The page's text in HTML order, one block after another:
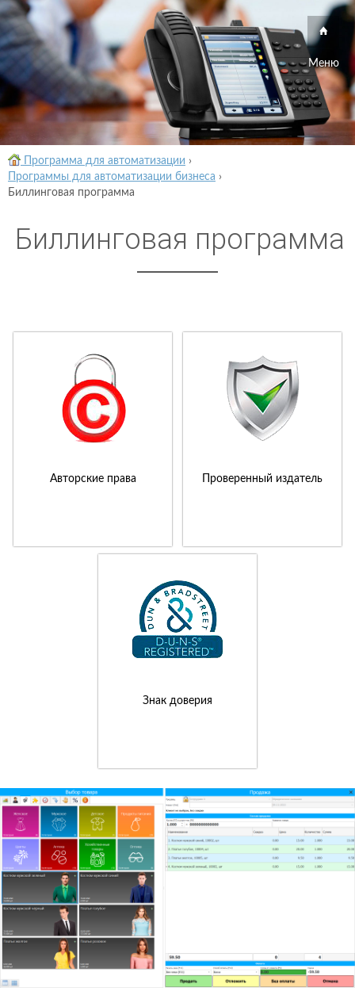
Меню
Программа для автоматизации ›
Программы для автоматизации бизнеса ›
Биллинговая программа
Биллинговая программа
Авторские права Проверенный издатель
Знак доверия